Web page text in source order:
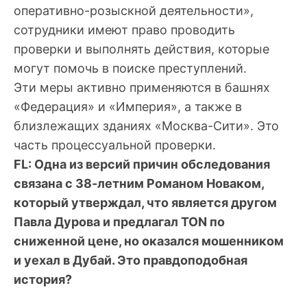
оперативно-розыскной деятельности»,
сотрудники имеют право проводить
проверки и выполнять действия, которые
могут помочь в поиске преступлений.
Эти меры активно применяются в башнях
«Федерация» и «Империя», а также в
близлежащих зданиях «Москва-Сити». Это
часть процессуальной проверки.
FL: Одна из версий причин обследования
связана с 38-летним Романом Новаком,
который утверждал, что является другом
Павла Дурова и предлагал TON по
сниженной цене, но оказался мошенником
и уехал в Дубай. Это правдоподобная
история?